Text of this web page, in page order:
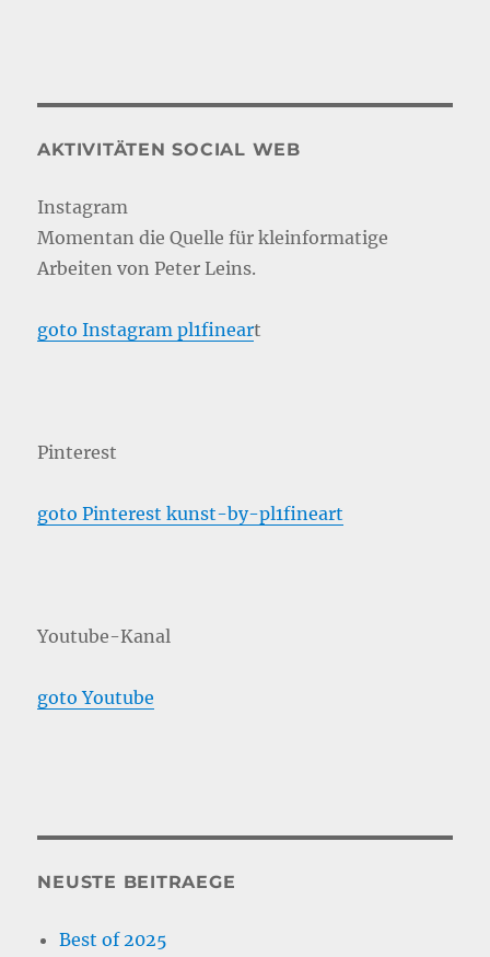
AKTIVITÄTEN SOCIAL WEB
Instagram
Momentan die Quelle für kleinformatige
Arbeiten von Peter Leins.
goto Instagram pl1fineart
Pinterest
goto Pinterest kunst-by-pl1fineart
Youtube-Kanal
goto Youtube
NEUSTE BEITRAEGE
Best of 2025